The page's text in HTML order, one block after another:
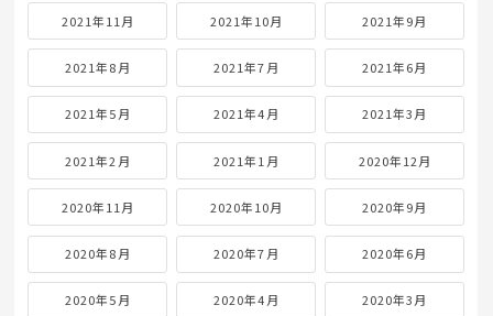
2021年11月 2021年10月 2021年9月
2021年8月 2021年7月 2021年6月
2021年5月 2021年4月 2021年3月
2021年2月 2021年1月 2020年12月
2020年11月 2020年10月 2020年9月
2020年8月 2020年7月 2020年6月
2020年5月 2020年4月 2020年3月